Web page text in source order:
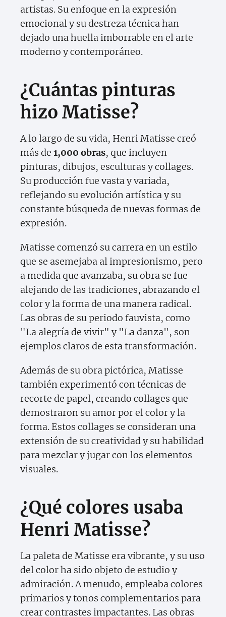
artistas. Su enfoque en la expresión
emocional y su destreza técnica han
dejado una huella imborrable en el arte
moderno y contemporáneo.
¿Cuántas pinturas
hizo Matisse?
A lo largo de su vida, Henri Matisse creó
más de 1,000 obras, que incluyen
pinturas, dibujos, esculturas y collages.
Su producción fue vasta y variada,
reflejando su evolución artística y su
constante búsqueda de nuevas formas de
expresión.
Matisse comenzó su carrera en un estilo
que se asemejaba al impresionismo, pero
a medida que avanzaba, su obra se fue
alejando de las tradiciones, abrazando el
color y la forma de una manera radical.
Las obras de su periodo fauvista, como
"La alegría de vivir" y "La danza", son
ejemplos claros de esta transformación.
Además de su obra pictórica, Matisse
también experimentó con técnicas de
recorte de papel, creando collages que
demostraron su amor por el color y la
forma. Estos collages se consideran una
extensión de su creatividad y su habilidad
para mezclar y jugar con los elementos
visuales.
¿Qué colores usaba
Henri Matisse?
La paleta de Matisse era vibrante, y su uso
del color ha sido objeto de estudio y
admiración. A menudo, empleaba colores
primarios y tonos complementarios para
crear contrastes impactantes. Las obras